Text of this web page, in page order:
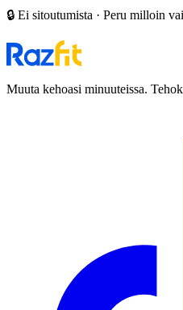
🔒 Ei sitoutumista · Peru milloin
Muuta kehoasi minuuteissa.